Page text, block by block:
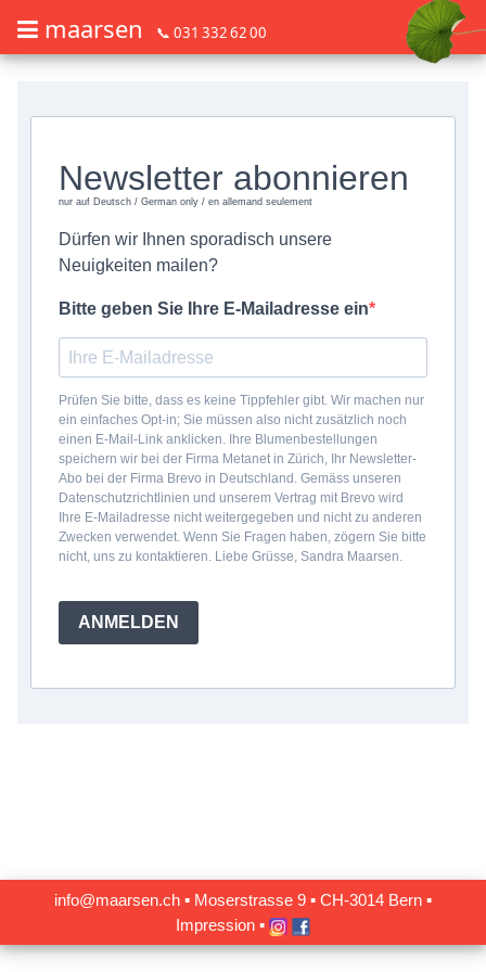
maarsen 📞 031 332 62 00
Newsletter abonnieren
nur auf Deutsch / German only / en allemand seulement
Dürfen wir Ihnen sporadisch unsere
Neuigkeiten mailen?
Bitte geben Sie Ihre E-Mailadresse ein
Prüfen Sie bitte, dass es keine Tippfehler gibt. Wir machen nur
ein einfaches Opt-in; Sie müssen also nicht zusätzlich noch
einen E-Mail-Link anklicken. Ihre Blumenbestellungen
speichern wir bei der Firma Metanet in Zürich, Ihr Newsletter-
Abo bei der Firma Brevo in Deutschland. Gemäss unseren
Datenschutzrichtlinien und unserem Vertrag mit Brevo wird
Ihre E-Mailadresse nicht weitergegeben und nicht zu anderen
Zwecken verwendet. Wenn Sie Fragen haben, zögern Sie bitte
nicht, uns zu kontaktieren. Liebe Grüsse, Sandra Maarsen.
ANMELDEN
info@maarsen.ch ▪ Moserstrasse 9 ▪ CH‑3014 Bern ▪
Impression ▪